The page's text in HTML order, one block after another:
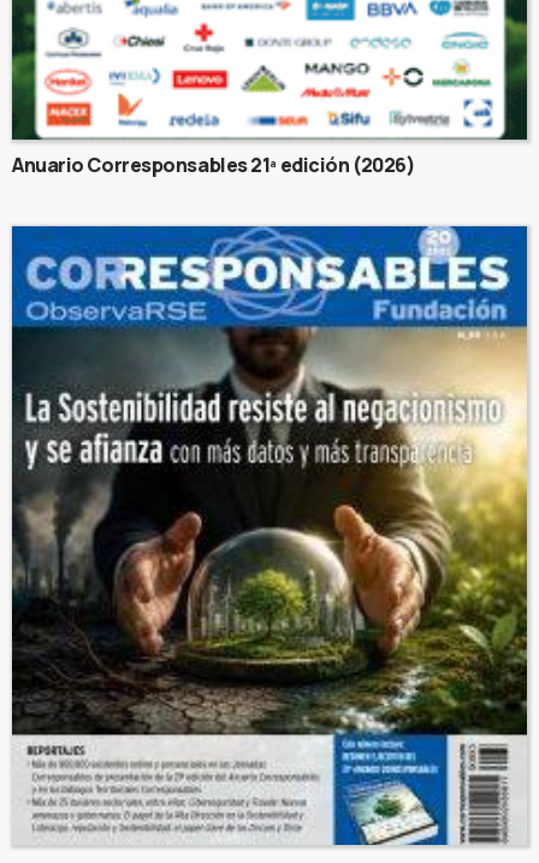
Anuario Corresponsables 21ª edición (2026)